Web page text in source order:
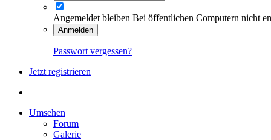
Angemeldet bleiben Bei öffentlichen Computern nicht
Anmelden
Passwort vergessen?
Jetzt registrieren
Umsehen
Forum
Galerie